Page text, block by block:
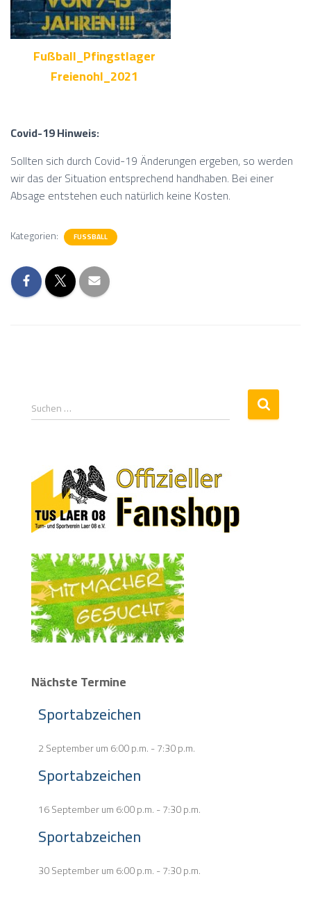
Fußball_Pfingstlager
Freienohl_2021
Covid-19 Hinweis:
Sollten sich durch Covid-19 Änderungen ergeben, so werden
wir das der Situation entsprechend handhaben. Bei einer
Absage entstehen euch natürlich keine Kosten.
Kategorien: FUSSBALL
Suchen …
Nächste Termine
Sportabzeichen
2 September um 6:00 p.m.-7:30 p.m.
Sportabzeichen
16 September um 6:00 p.m.-7:30 p.m.
Sportabzeichen
30 September um 6:00 p.m.-7:30 p.m.